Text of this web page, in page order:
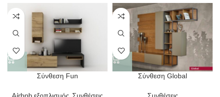
Σύνθεση Fun
Airbnb εξοπλισμός, Συνθέσεις
Σύνθεση Global
Συνθέσεις